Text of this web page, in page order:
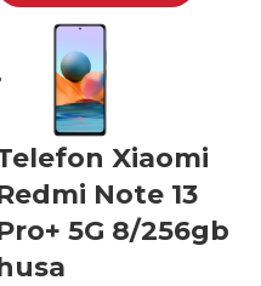
Xiaomi
Note 13
5G 8/256gb